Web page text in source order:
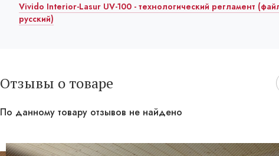
Vivido Interior-Lasur UV-100 - технологический регламент
русский)
Отзывы о товаре
По данному товару отзывов не найдено